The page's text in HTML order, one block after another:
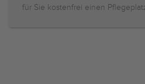
für Sie kostenfrei einen